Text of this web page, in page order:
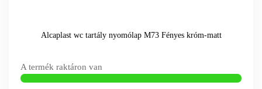
Alcaplast wc tartály nyomólap M73 Fényes króm-matt
A termék raktáron van